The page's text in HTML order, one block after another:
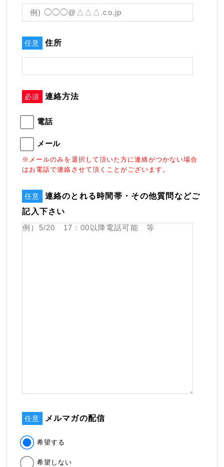
任意 住所
必須 連絡方法
電話
メール
※メールのみを選択して頂いた方に連絡がつかない場合
はお電話で連絡させて頂くことがございます。
任意
連絡のとれる時間帯・その他質問などご
記入下さい
任意 メルマガの配信
希望する
希望しない